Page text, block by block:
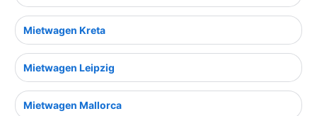
Mietwagen Kreta
Mietwagen Leipzig
Mietwagen Mallorca